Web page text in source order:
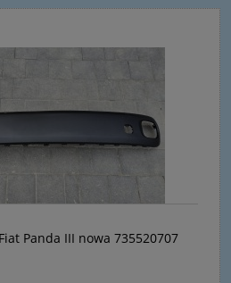
Panda III nowa 735520707